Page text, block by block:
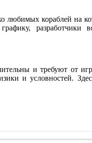
любимых кораблей на
разработчики
и требуют от
и условностей.